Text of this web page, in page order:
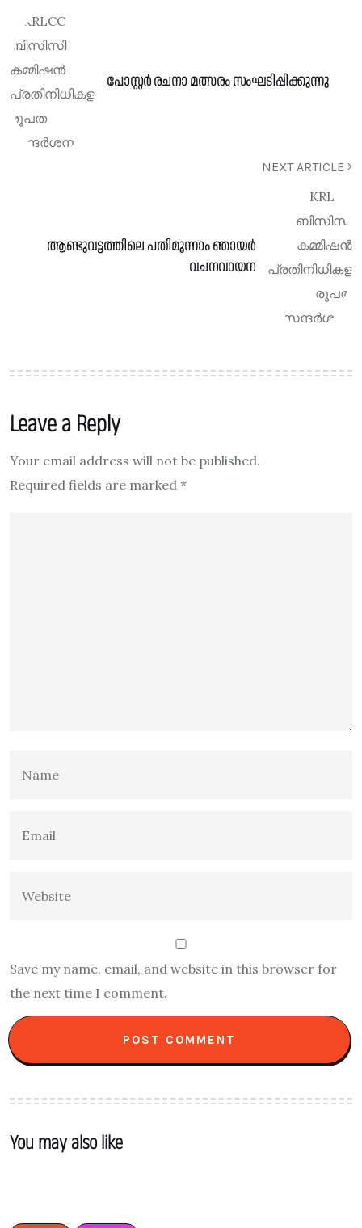
പോസ്റ്റർ രചനാ മത്സരം സംഘടിപ്പിക്കുന്നു
NEXT ARTICLE
ആണ്ടുവട്ടത്തിലെ പതിമൂന്നാം ഞായർ
വചനവായന
Leave a Reply
Your email address will not be published.
Required fields are marked *
Save my name, email, and website in this browser for
the next time I comment.
You may also like